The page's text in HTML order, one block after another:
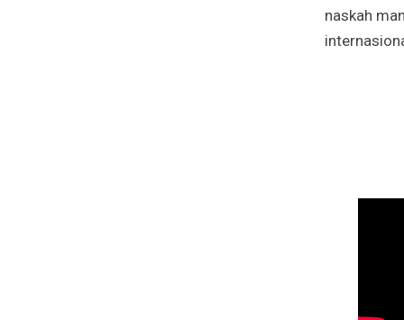
naskah